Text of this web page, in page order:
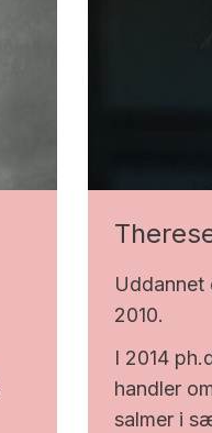
Uddannet
2010.
I 2014
handler
salmer i